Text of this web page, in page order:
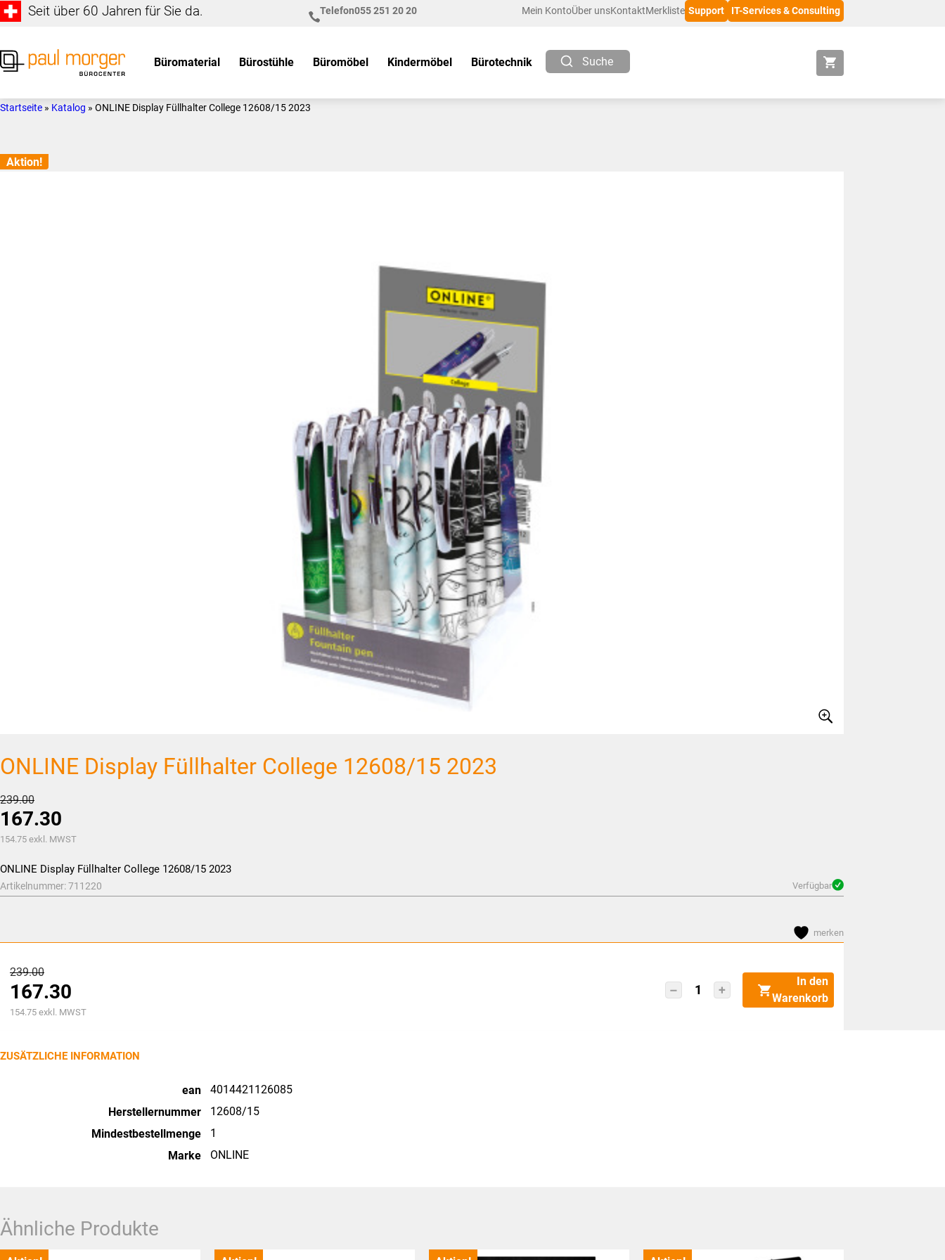
Zur
springen
Skip
main
Seit über 60 Jahren für Sie da. Telefon055 251 20 20 Mein KontoÜber unsKontaktMerkliste Support IT-Services & Consulting
Morger
individuell
Büromaterial Bürostühle Büromöbel Kindermöbel Bürotechnik Suche
Startseite » Katalog » ONLINE Display Füllhalter College 12608/15 2023
Aktion!
ONLINE Display Füllhalter College 12608/15 2023
239.00Ursprünglicher
Preis
war:
167.30
Aktueller
ist:
CHF167.30.
154.75 exkl. MWST
ONLINE Display Füllhalter College 12608/15 2023
Artikelnummer:711220 Verfügbar
merken
239.00Ursprünglicher
Preis
war:
167.30
Aktueller
ist:
154.75 exkl. MWST
ONLINE
In den
Warenkorb
ZUSÄTZLICHE INFORMATION
ean
4014421126085
Herstellernummer
12608/15
Mindestbestellmenge
1
Marke
ONLINE
Ähnliche Produkte